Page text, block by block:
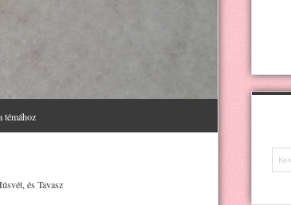
témához
, ésTavasz